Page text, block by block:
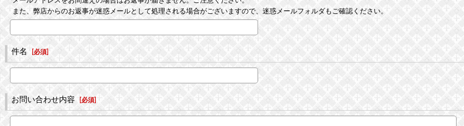
また、弊店からのお返事が迷惑メールとして処理される場合がございますので、迷惑メールフォルダもご確認ください。
件名 必須]
お問い合わせ内容 必須